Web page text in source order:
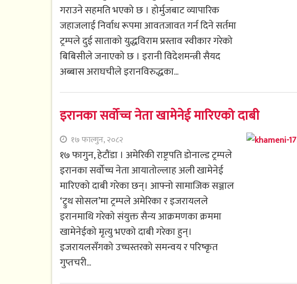
गराउने सहमति भएको छ । होर्मुजबाट व्यापारिक
जहाजलाई निर्वाध रूपमा आवतजावत गर्न दिने सर्तमा
ट्रम्पले दुई साताको युद्धविराम प्रस्ताव स्वीकार गरेको
बिबिसीले जनाएको छ । इरानी विदेशमन्त्री सैयद
अब्बास अराघचीले इरानविरुद्धका...
इरानका सर्वोच्च नेता खामेनेई मारिएको दाबी
१७ फाल्गुन, २०८२
१७ फागुन, हेटौंडा । अमेरिकी राष्ट्रपति डोनाल्ड ट्रम्पले
इरानका सर्वोच्च नेता आयातोल्लाह अली खामेनेई
मारिएको दाबी गरेका छन्। आफ्नो सामाजिक सञ्जाल
‘ट्रुथ सोसल’मा ट्रम्पले अमेरिका र इजरायलले
इरानमाथि गरेको संयुक्त सैन्य आक्रमणका क्रममा
खामेनेईको मृत्यु भएको दाबी गरेका हुन्।
इजरायलसँगको उच्चस्तरको समन्वय र परिष्कृत
गुप्तचरी...